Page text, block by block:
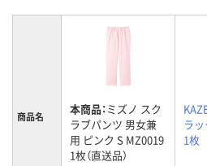
商品名 本商品：ミズノ スク
ラブパンツ 男女兼
用 ピンク S MZ0019
1枚（直送品）
ラ
1枚